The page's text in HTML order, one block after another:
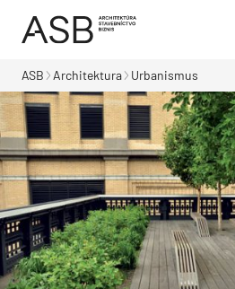
ASB Architektura Urbanismus